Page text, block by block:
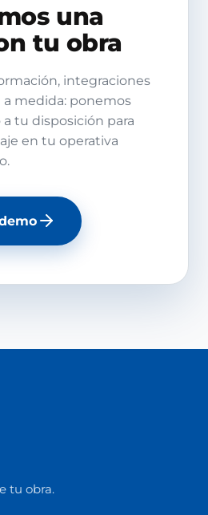
una
tu obra
integraciones
medida: ponemos
tu disposición para
en tu operativa
tu obra.